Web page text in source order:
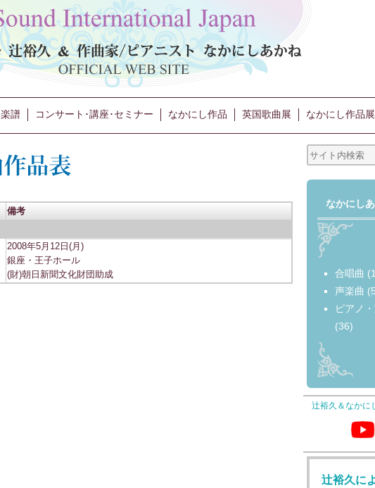
楽譜 コンサート･講座･セミナー なかにし作品 英国歌曲展 なかにし作品展
備考
2008年5月12日(月)
銀座・王子ホール
(財)朝日新聞文化財団助成
なかにし
合唱曲
声楽曲
ピアノ
(36)
辻裕久＆なかに
辻裕久に